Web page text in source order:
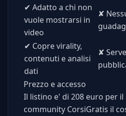
✔ Adatto a chi non
vuole mostrarsi in
video
✘
✔ Copre virality,
contenuti e analisi
dati
✘
Prezzo e accesso
Il listino e' di 208 euro per il
community CorsiGratis il